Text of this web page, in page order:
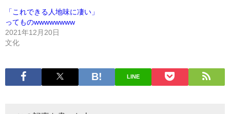
「これできる人地味に凄い」
ってものwwwwwwww
2021年12月20日
文化
LINE